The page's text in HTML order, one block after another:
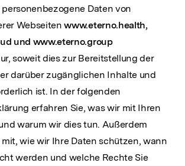
Daten von
Webseitenwww.eterno.health,
und www.eterno.group
soweit dies zur Bereitstellung der
darüber zugänglichen Inhalte und
ist. In der folgenden
erfahren Sie, was wir mit Ihren
warum wir dies tun. Außerdem
wie wir Ihre Daten schützen, wann
werden und welche Rechte Sie